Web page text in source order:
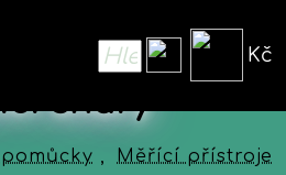
Kč
šňůry
,
Měřící přístroje